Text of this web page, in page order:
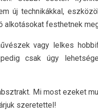
új technikákkal,
alkotásokat festhetnek
vagy lelkes
csak úgy
Mi most ezeket
szeretettel!